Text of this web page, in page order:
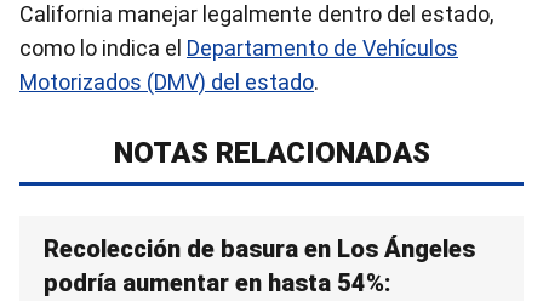
California manejar legalmente dentro del estado,
como lo indica el Departamento de Vehículos
Motorizados (DMV) del estado.
NOTAS RELACIONADAS
Recolección de basura en Los Ángeles
podría aumentar en hasta 54%: